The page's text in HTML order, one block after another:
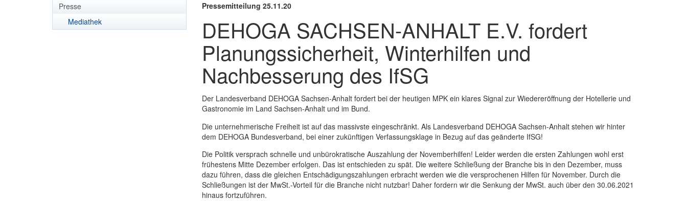
Presse
Mediathek
Pressemitteilung 25.11.20
DEHOGA SACHSEN-ANHALT E.V. fordert
Planungssicherheit, Winterhilfen und
Nachbesserung des IfSG
Der Landesverband DEHOGA Sachsen-Anhalt fordert bei der heutigen MPK ein klares Signal zur Wiedereröffnung der Hotellerie und
Gastronomie im Land Sachsen-Anhalt und im Bund.
Die unternehmerische Freiheit ist auf das massivste eingeschränkt. Als Landesverband DEHOGA Sachsen-Anhalt stehen wir hinter
dem DEHOGA Bundesverband, bei einer zukünftigen Verfassungsklage in Bezug auf das geänderte IfSG!
Die Politik versprach schnelle und unbürokratische Auszahlung der Novemberhilfen! Leider werden die ersten Zahlungen wohl erst
frühestens Mitte Dezember erfolgen. Das ist entschieden zu spät. Die weitere Schließung der Branche bis in den Dezember, muss
dazu führen, dass die gleichen Entschädigungszahlungen erbracht werden wie die versprochenen Hilfen für November. Durch die
Schließungen ist der MwSt.-Vorteil für die Branche nicht nutzbar! Daher fordern wir die Senkung der MwSt. auch über den 30.06.2021
hinaus fortzuführen.